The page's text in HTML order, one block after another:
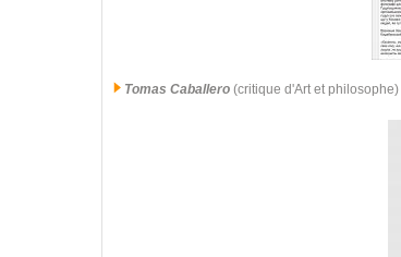
Tomas Caballero (critique d'Art et philosophe)